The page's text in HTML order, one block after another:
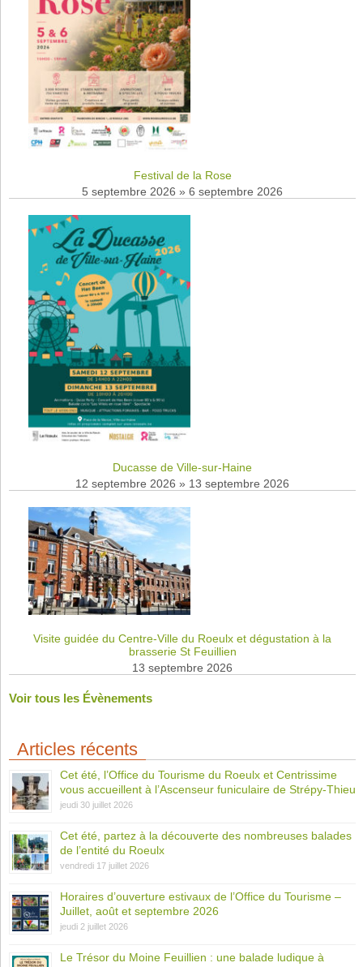
Festival de la Rose
5 septembre 2026 » 6 septembre 2026
Ducasse de Ville-sur-Haine
12 septembre 2026 » 13 septembre 2026
Visite guidée du Centre-Ville du Roeulx et dégustation à la
brasserie St Feuillien
13 septembre 2026
Voir tous les Évènements
Articles récents
Cet été, l’Office du Tourisme du Roeulx et Centrissime
vous accueillent à l’Ascenseur funiculaire de Strépy-Thieu
jeudi 30 juillet 2026
Cet été, partez à la découverte des nombreuses balades
de l’entité du Roeulx
vendredi 17 juillet 2026
Horaires d’ouverture estivaux de l’Office du Tourisme –
Juillet, août et septembre 2026
jeudi 2 juillet 2026
Le Trésor du Moine Feuillien : une balade ludique à